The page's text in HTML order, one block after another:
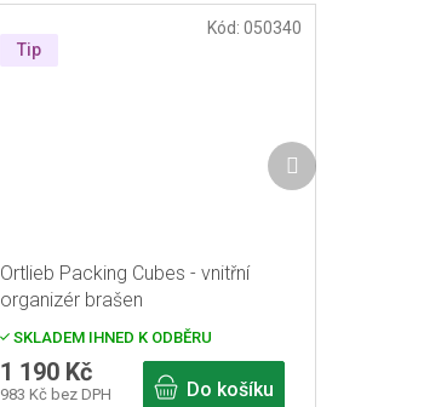
Tip
Ortlieb Packing Cubes - vnitřní
organizér brašen
SKLADEM IHNED K ODBĚRU
983 Kč bez DPH
1 190 Kč
Do košíku
Kód: 050340
Další
produkt